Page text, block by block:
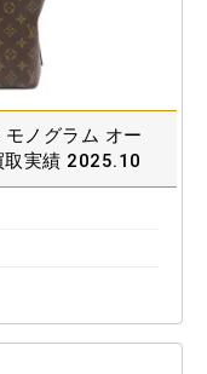
モノグラム オー
取実績 2025.10